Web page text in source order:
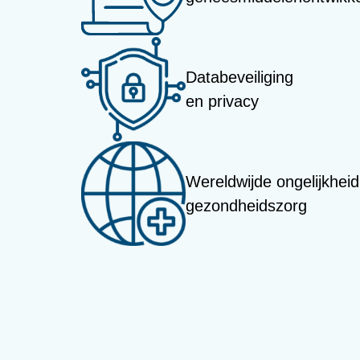
Databeveiliging
en privacy
Wereldwijde
gezondheidszorg